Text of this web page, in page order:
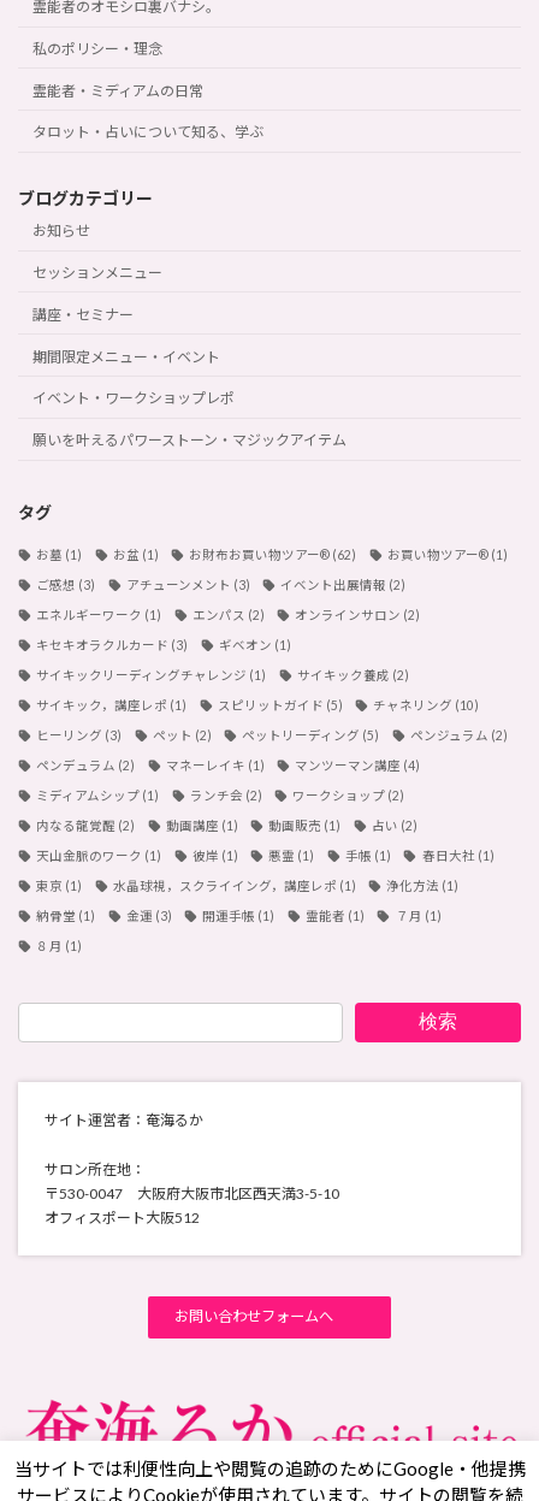
霊能者のオモシロ裏バナシ。
私のポリシー・理念
霊能者・ミディアムの日常
タロット・占いについて知る、学ぶ
ブログカテゴリー
お知らせ
セッションメニュー
講座・セミナー
期間限定メニュー・イベント
イベント・ワークショップレポ
願いを叶えるパワーストーン・マジックアイテム
タグ
お墓 (1) お盆 (1) お財布お買い物ツアー®︎ (62) お買い物ツアー®︎(1)
ご感想 (3) アチューンメント (3) イベント出展情報 (2)
エネルギーワーク (1) エンパス (2) オンラインサロン (2)
キセキオラクルカード (3) ギベオン (1)
サイキックリーディングチャレンジ (1) サイキック養成 (2)
サイキック，講座レポ (1) スピリットガイド (5) チャネリング (10)
ヒーリング (3) ペット (2) ペットリーディング (5) ペンジュラム (2)
ペンデュラム (2) マネーレイキ (1) マンツーマン講座 (4)
ミディアムシップ (1) ランチ会 (2) ワークショップ (2)
内なる龍覚醒 (2) 動画講座 (1) 動画販売 (1) 占い (2)
天山金脈のワーク (1) 彼岸 (1) 悪霊 (1) 手帳 (1) 春日大社 (1)
東京 (1) 水晶球視，スクライイング，講座レポ (1) 浄化方法 (1)
納骨堂 (1) 金運 (3) 開運手帳 (1) 霊能者 (1) ７月 (1)
８月 (1)
検索
サイト運営者：奄海るか
サロン所在地：
〒530-0047 大阪府大阪市北区西天満3-5-10
オフィスポート大阪512
お問い合わせフォームへ
当サイトでは利便性向上や閲覧の追跡のためにGoogle・他提携
サービスによりCookieが使用されています。サイトの閲覧を続